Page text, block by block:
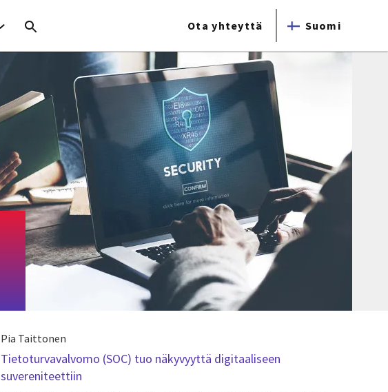
Ota yhteyttä Suomi
Pia Taittonen
Tietoturvavalvomo (SOC) tuo näkyvyyttä digitaaliseen
suvereniteettiin